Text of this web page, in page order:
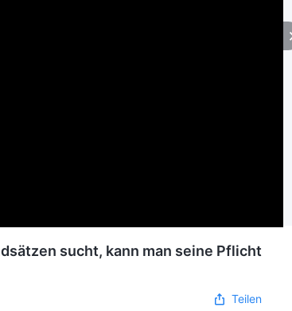
sucht, kann man seine Pflicht
Teilen